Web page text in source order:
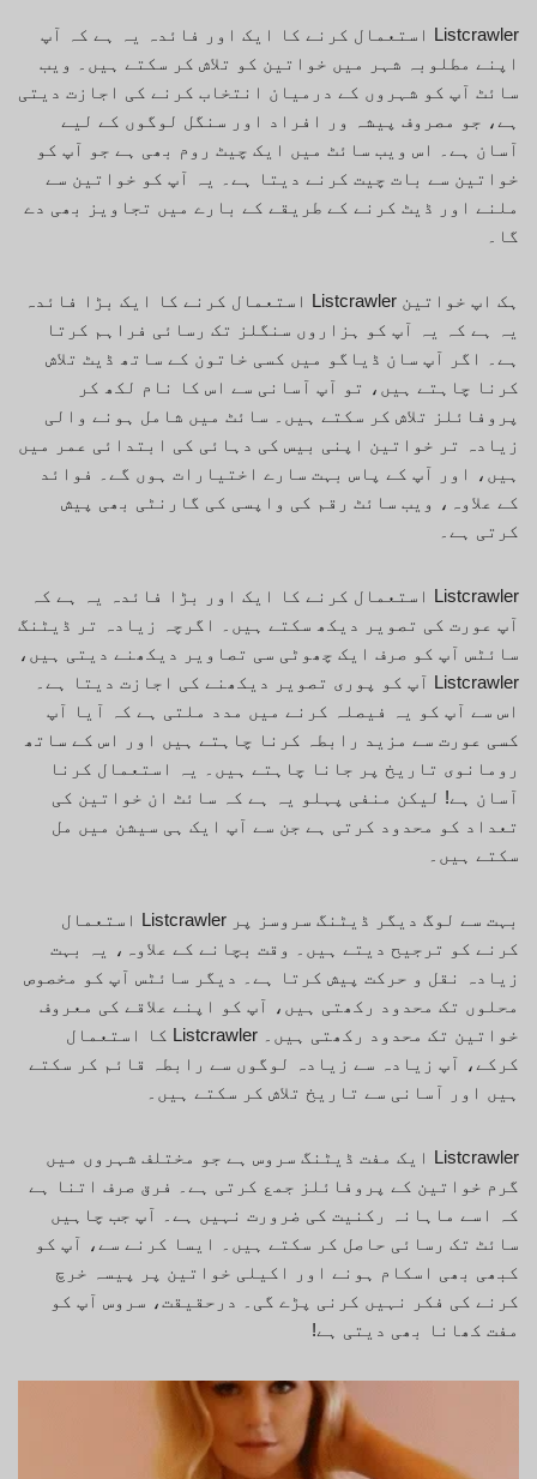
Listcrawler استعمال کرنے کا ایک اور فائدہ یہ ہے کہ آپ
اپنے مطلوبہ شہر میں خواتین کو تلاش کر سکتے ہیں۔ ویب
سائٹ آپ کو شہروں کے درمیان انتخاب کرنے کی اجازت دیتی
ہے، جو مصروف پیشہ ور افراد اور سنگل لوگوں کے لیے
آسان ہے۔ اس ویب سائٹ میں ایک چیٹ روم بھی ہے جو آپ کو
خواتین سے بات چیت کرنے دیتا ہے۔ یہ آپ کو خواتین سے
ملنے اور ڈیٹ کرنے کے طریقے کے بارے میں تجاویز بھی دے
گا۔
ہک اپ خواتین Listcrawler استعمال کرنے کا ایک بڑا فائدہ
یہ ہے کہ یہ آپ کو ہزاروں سنگلز تک رسائی فراہم کرتا
ہے۔ اگر آپ سان ڈیاگو میں کسی خاتون کے ساتھ ڈیٹ تلاش
کرنا چاہتے ہیں، تو آپ آسانی سے اس کا نام لکھ کر
پروفائلز تلاش کر سکتے ہیں۔ سائٹ میں شامل ہونے والی
زیادہ تر خواتین اپنی بیس کی دہائی کی ابتدائی عمر میں
ہیں، اور آپ کے پاس بہت سارے اختیارات ہوں گے۔ فوائد
کے علاوہ، ویب سائٹ رقم کی واپسی کی گارنٹی بھی پیش
کرتی ہے۔
Listcrawler استعمال کرنے کا ایک اور بڑا فائدہ یہ ہے کہ
آپ عورت کی تصویر دیکھ سکتے ہیں۔ اگرچہ زیادہ تر ڈیٹنگ
سائٹس آپ کو صرف ایک چھوٹی سی تصاویر دیکھنے دیتی ہیں،
Listcrawler آپ کو پوری تصویر دیکھنے کی اجازت دیتا ہے۔
اس سے آپ کو یہ فیصلہ کرنے میں مدد ملتی ہے کہ آیا آپ
کسی عورت سے مزید رابطہ کرنا چاہتے ہیں اور اس کے ساتھ
رومانوی تاریخ پر جانا چاہتے ہیں۔ یہ استعمال کرنا
آسان ہے! لیکن منفی پہلو یہ ہے کہ سائٹ ان خواتین کی
تعداد کو محدود کرتی ہے جن سے آپ ایک ہی سیشن میں مل
سکتے ہیں۔
بہت سے لوگ دیگر ڈیٹنگ سروسز پر Listcrawler استعمال
کرنے کو ترجیح دیتے ہیں۔ وقت بچانے کے علاوہ، یہ بہت
زیادہ نقل و حرکت پیش کرتا ہے۔ دیگر سائٹس آپ کو مخصوص
محلوں تک محدود رکھتی ہیں، آپ کو اپنے علاقے کی معروف
خواتین تک محدود رکھتی ہیں۔ Listcrawler کا استعمال
کرکے، آپ زیادہ سے زیادہ لوگوں سے رابطہ قائم کر سکتے
ہیں اور آسانی سے تاریخ تلاش کر سکتے ہیں۔
Listcrawler ایک مفت ڈیٹنگ سروس ہے جو مختلف شہروں میں
گرم خواتین کے پروفائلز جمع کرتی ہے۔ فرق صرف اتنا ہے
کہ اسے ماہانہ رکنیت کی ضرورت نہیں ہے۔ آپ جب چاہیں
سائٹ تک رسائی حاصل کر سکتے ہیں۔ ایسا کرنے سے، آپ کو
کبھی بھی اسکام ہونے اور اکیلی خواتین پر پیسہ خرچ
کرنے کی فکر نہیں کرنی پڑے گی۔ درحقیقت، سروس آپ کو
مفت کھانا بھی دیتی ہے!